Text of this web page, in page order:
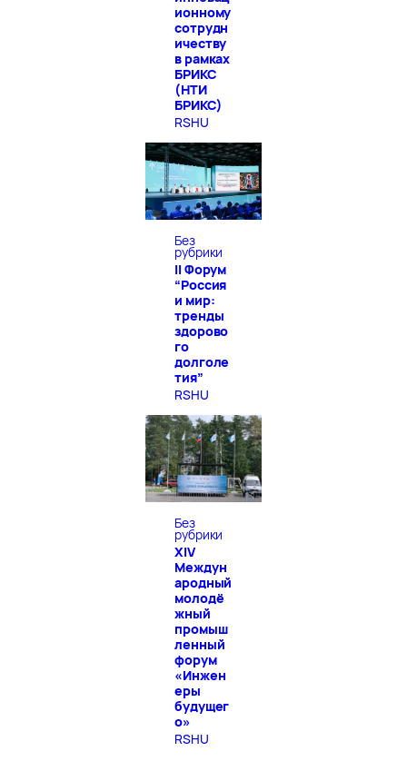
ионному
сотрудн
ичеству
в рамках
БРИКС
(НТИ
БРИКС)
RSHU
Без
рубрики
II Форум
“Россия
и мир:
тренды
здорово
го
долголе
тия”
RSHU
Без
рубрики
XIV
Междун
ародный
молодё
жный
промыш
ленный
форум
«Инжен
еры
будущег
о»
RSHU